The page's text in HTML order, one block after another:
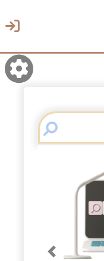
انتخاب زبان
Previous